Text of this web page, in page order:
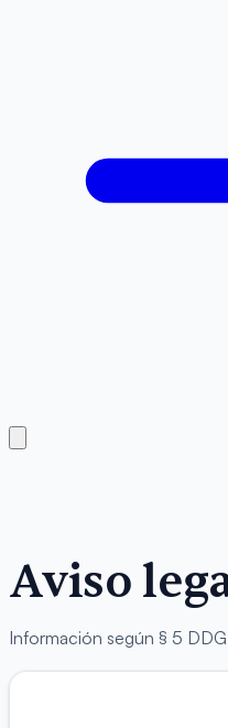
Aviso
Información según § 5 DDG